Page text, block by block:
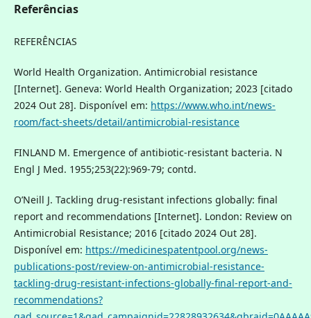
Referências
REFERÊNCIAS
World Health Organization. Antimicrobial resistance
[Internet]. Geneva: World Health Organization; 2023 [citado
2024 Out 28]. Disponível em: https://www.who.int/news-
room/fact-sheets/detail/antimicrobial-resistance
FINLAND M. Emergence of antibiotic-resistant bacteria. N
Engl J Med. 1955;253(22):969-79; contd.
O’Neill J. Tackling drug-resistant infections globally: final
report and recommendations [Internet]. London: Review on
Antimicrobial Resistance; 2016 [citado 2024 Out 28].
Disponível em: https://medicinespatentpool.org/news-
publications-post/review-on-antimicrobial-resistance-
tackling-drug-resistant-infections-globally-final-report-and-
recommendations?